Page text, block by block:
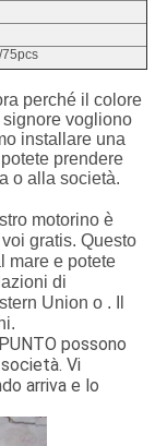
perché il colore
vogliono
installare una
prendere
o alla società.
motorino è
gratis. Questo
mare e potete
di
Union o . Il
possono
Vi
arriva e lo